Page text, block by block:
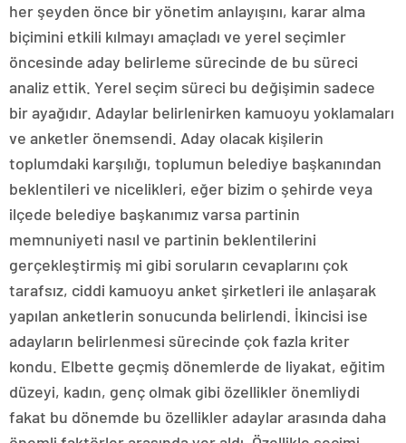
her şeyden önce bir yönetim anlayışını, karar alma
biçimini etkili kılmayı amaçladı ve yerel seçimler
öncesinde aday belirleme sürecinde de bu süreci
analiz ettik. Yerel seçim süreci bu değişimin sadece
bir ayağıdır. Adaylar belirlenirken kamuoyu yoklamaları
ve anketler önemsendi. Aday olacak kişilerin
toplumdaki karşılığı, toplumun belediye başkanından
beklentileri ve nicelikleri, eğer bizim o şehirde veya
ilçede belediye başkanımız varsa partinin
memnuniyeti nasıl ve partinin beklentilerini
gerçekleştirmiş mi gibi soruların cevaplarını çok
tarafsız, ciddi kamuoyu anket şirketleri ile anlaşarak
yapılan anketlerin sonucunda belirlendi. İkincisi ise
adayların belirlenmesi sürecinde çok fazla kriter
kondu. Elbette geçmiş dönemlerde de liyakat, eğitim
düzeyi, kadın, genç olmak gibi özellikler önemliydi
fakat bu dönemde bu özellikler adaylar arasında daha